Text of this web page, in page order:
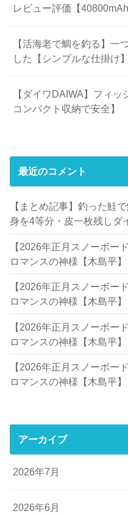
レビュー評価【
【活海老で鯛を釣る】一
した【シンプルな仕掛け】
【ダイワDAIWA】フィ
コンパクト収納で安全】
最近のコメント
【まとめ記事】釣った鮭
身を4等分・皮一枚残しダ
【2026年正月スノーボー
ロマンスの神様【木島平】
【2026年正月スノーボー
ロマンスの神様【木島平】
【2026年正月スノーボー
ロマンスの神様【木島平】
【2026年正月スノーボー
ロマンスの神様【木島平】
アーカイブ
2026年7月
2026年6月